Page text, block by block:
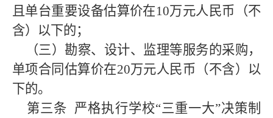
且单台重要设备估算价在10万元人民币（不
含）以下的；
（三）勘察、设计、监理等服务的采购，
单项合同估算价在20万元人民币（不含）以
下的。
第三条 严格执行学校“三重一大”决策制